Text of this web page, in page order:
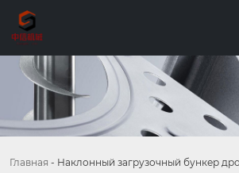
Главная - Наклонный загрузочный бункер